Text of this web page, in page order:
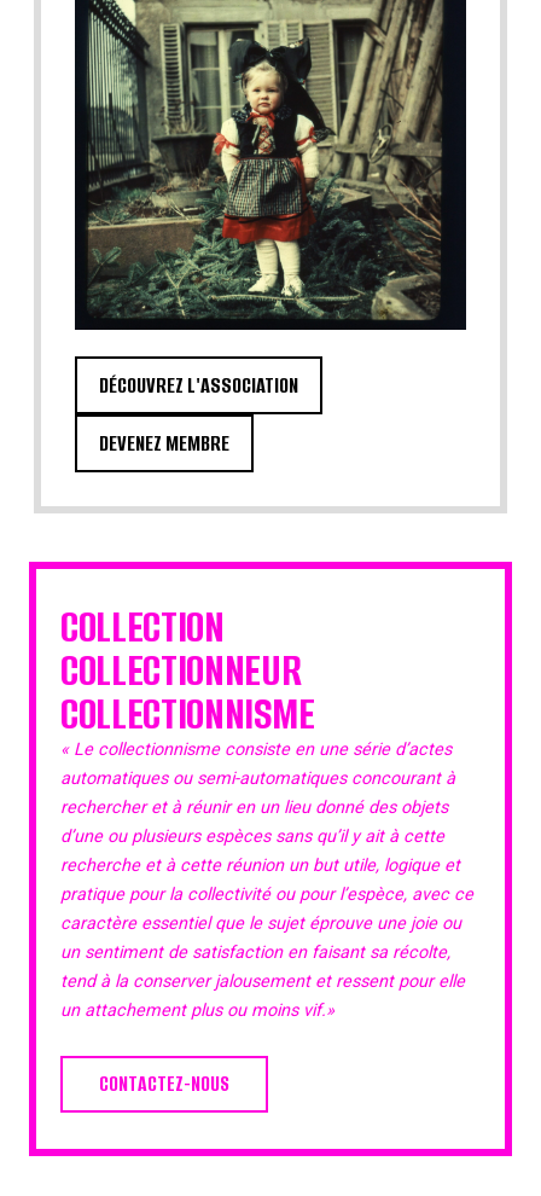
DÉCOUVREZ L'ASSOCIATION
DEVENEZ MEMBRE
COLLECTION
COLLECTIONNEUR
COLLECTIONNISME
« Le collectionnisme consiste en une série d’actes
automatiques ou semi-automatiques concourant à
rechercher et à réunir en un lieu donné des objets
d’une ou plusieurs espèces sans qu’il y ait à cette
recherche et à cette réunion un but utile, logique et
pratique pour la collectivité ou pour l’espèce, avec ce
caractère essentiel que le sujet éprouve une joie ou
un sentiment de satisfaction en faisant sa récolte,
tend à la conserver jalousement et ressent pour elle
un attachement plus ou moins vif.»
CONTACTEZ-NOUS